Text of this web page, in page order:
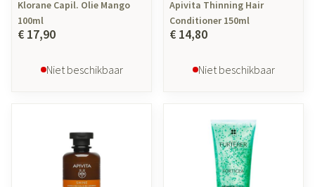
Klorane Capil. Olie Mango
100ml
€ 17,90
Niet beschikbaar
Apivita Thinning Hair
Conditioner 150ml
€ 14,80
Niet beschikbaar